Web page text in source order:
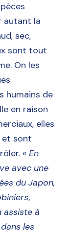
autant la
sec,
sont tout
On les
humains de
en raison
elles
et sont
«En
avec une
du Japon,
,
assiste à
les